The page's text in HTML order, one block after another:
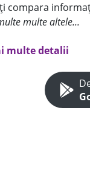
compara
multe altele...
multe detalii